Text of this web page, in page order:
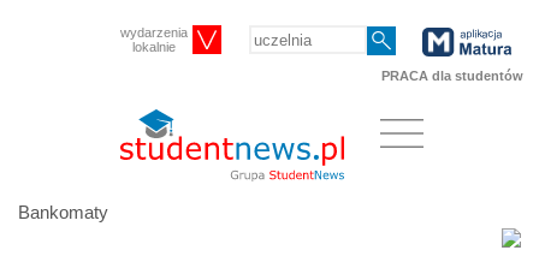
wydarzenia
lokalnie
PRACA dla studentów
Bankomaty